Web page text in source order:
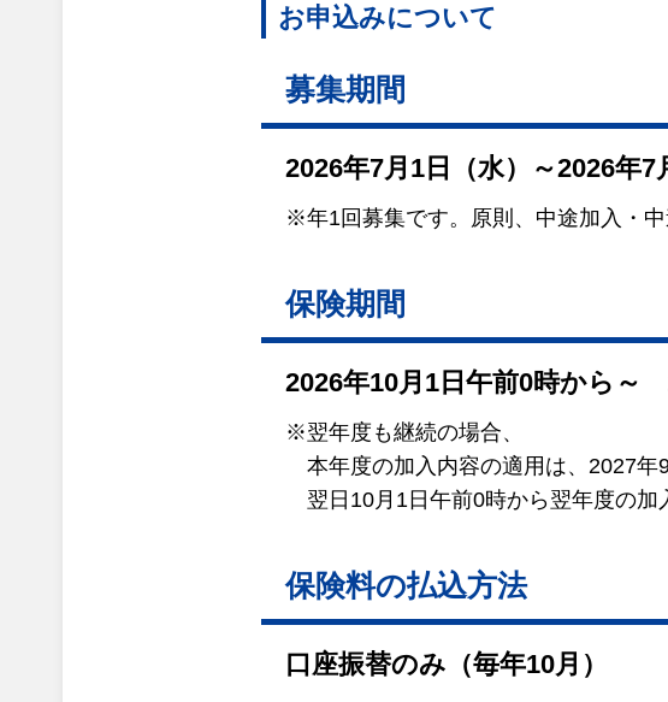
お申込みについて
募集期間
2026年7月1日（水）～2026年7
※年1回募集です。原則、中途加入・
保険期間
2026年10月1日午前0時から～
※翌年度も継続の場合、
本年度の加入内容の適用は、2027年
翌日10月1日午前0時から翌年度の加
保険料の払込方法
口座振替のみ（毎年10月）